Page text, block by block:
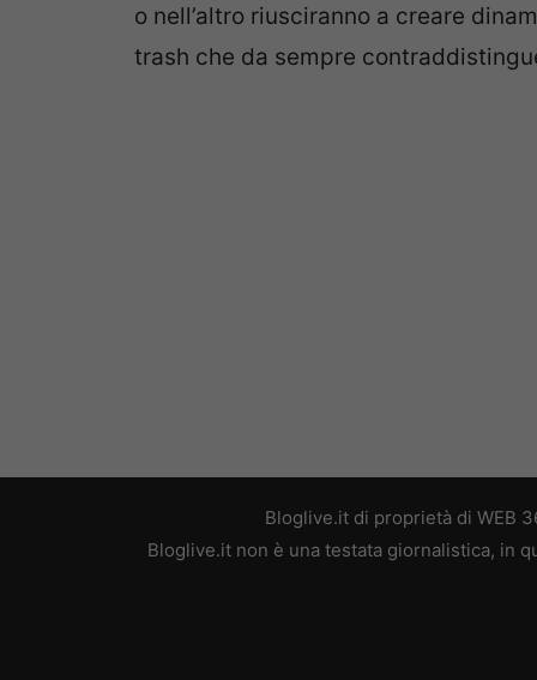
o nell’altro riusciranno a creare
trash che da sempre
Bloglive.it di proprietà di WEB
Bloglive.it non è una testata giornalistica, in